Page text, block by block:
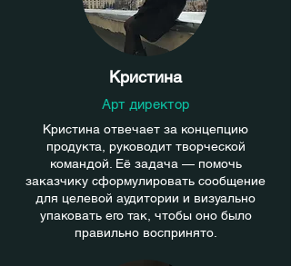
Кристина
Арт директор
Кристина отвечает за концепцию
продукта, руководит творческой
командой. Её задача — помочь
заказчику сформулировать сообщение
для целевой аудитории и визуально
упаковать его так, чтобы оно было
правильно воспринято.